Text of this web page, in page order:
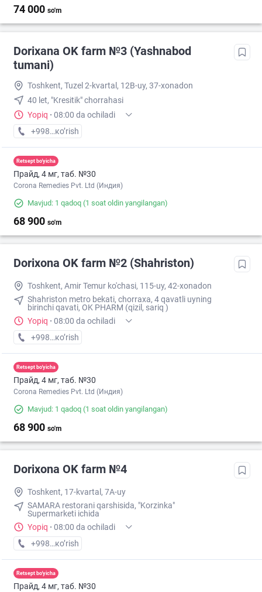
74 000 so'm
Dorixana OK farm №3 (Yashnabod
tumani)
Toshkent, Tuzel 2-kvartal, 12B-uy, 37-xonadon
40 let, "Kresitik" chorrahasi
Yopiq · 08:00 da ochiladi
+998 (90) XXX-XX-XX
кo’rish
Retsept bo'yicha
Прайд, 4 мг, таб. №30
Corona Remedies Pvt. Ltd (Индия)
Mavjud: 1 qadoq (1 soat oldin yangilangan)
68 900 so'm
Dorixona ОK farm №2 (Shahriston)
Toshkent, Amir Temur ko'chasi, 115-uy, 42-xonadon
Shahriston metro bekati, chorraxa, 4 qavatli uyning
birinchi qavati, OK PHARM (qizil, sariq )
Yopiq · 08:00 da ochiladi
+998 (90) XXX-XX-XX
кo’rish
Retsept bo'yicha
Прайд, 4 мг, таб. №30
Corona Remedies Pvt. Ltd (Индия)
Mavjud: 1 qadoq (1 soat oldin yangilangan)
68 900 so'm
Dorixona ОK farm №4
Toshkent, 17-kvartal, 7A-uy
SAMARA restorani qarshisida, "Korzinka"
Supermarketi ichida
Yopiq · 08:00 da ochiladi
+998 (90) XXX-XX-XX
кo’rish
Retsept bo'yicha
Прайд, 4 мг, таб. №30